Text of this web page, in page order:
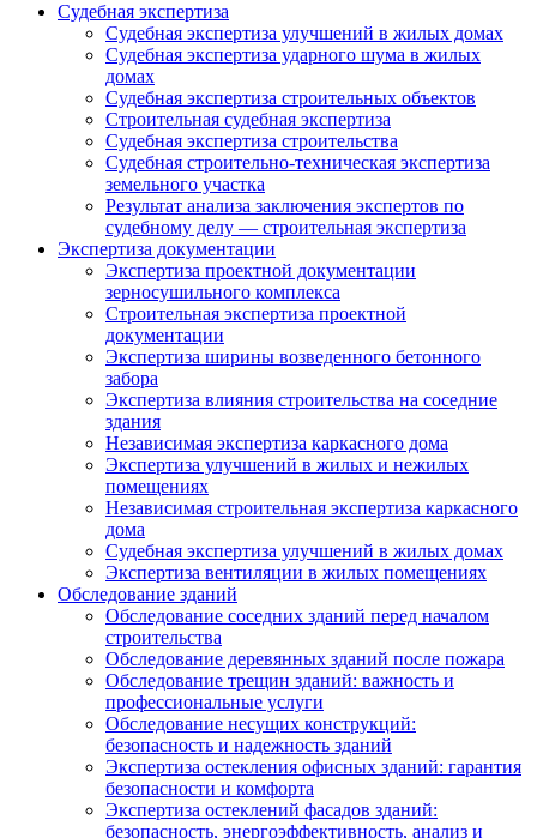
Судебная экспертиза
Судебная экспертиза улучшений в жилых домах
Судебная экспертиза ударного шума в жилых
домах
Судебная экспертиза строительных объектов
Строительная судебная экспертиза
Судебная экспертиза строительства
Судебная строительно-техническая экспертиза
земельного участка
Результат анализа заключения экспертов по
судебному делу — строительная экспертиза
Экспертиза документации
Экспертиза проектной документации
зерносушильного комплекса
Строительная экспертиза проектной
документации
Экспертиза ширины возведенного бетонного
забора
Экспертиза влияния строительства на соседние
здания
Независимая экспертиза каркасного дома
Экспертиза улучшений в жилых и нежилых
помещениях
Независимая строительная экспертиза каркасного
дома
Судебная экспертиза улучшений в жилых домах
Экспертиза вентиляции в жилых помещениях
Обследование зданий
Обследование соседних зданий перед началом
строительства
Обследование деревянных зданий после пожара
Обследование трещин зданий: важность и
профессиональные услуги
Обследование несущих конструкций:
безопасность и надежность зданий
Экспертиза остекления офисных зданий: гарантия
безопасности и комфорта
Экспертиза остеклений фасадов зданий:
безопасность, энергоэффективность, анализ и